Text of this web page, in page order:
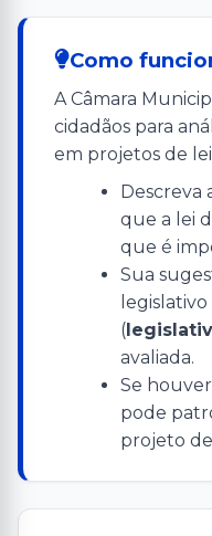
Como
A Câmara
cidadãos para
em projetos de
Descreva
que a lei
que é
Sua
legislativo
(
avaliada.
Se
pode
projeto